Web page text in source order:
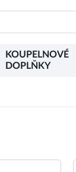
KOUPELNOVÉ
DOPLŇKY